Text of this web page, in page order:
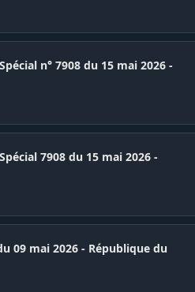
n° 7908 du 15 mai 2026 -
7908 du 15 mai 2026 -
- République du